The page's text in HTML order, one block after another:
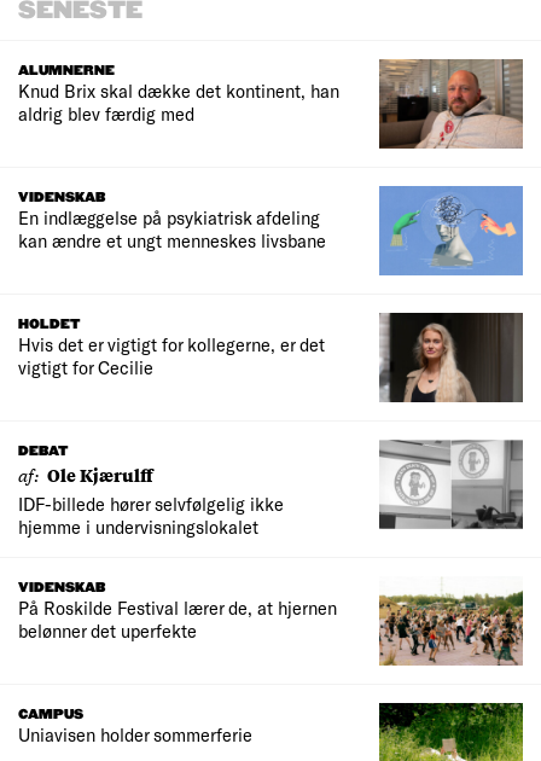
SENESTE
ALUMNERNE
Knud Brix skal dække det kontinent, han
aldrig blev færdig med
VIDENSKAB
En indlæggelse på psykiatrisk afdeling
kan ændre et ungt menneskes livsbane
HOLDET
Hvis det er vigtigt for kollegerne, er det
vigtigt for Cecilie
DEBAT
af: Ole Kjærulff
IDF-billede hører selvfølgelig ikke
hjemme i undervisningslokalet
VIDENSKAB
På Roskilde Festival lærer de, at hjernen
belønner det uperfekte
CAMPUS
Uniavisen holder sommerferie